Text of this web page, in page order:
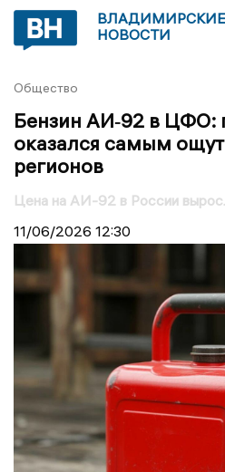
ВЛАДИМИРСКИЕ
НОВОСТИ
Общество
Бензин АИ‑92 в ЦФО:
оказался самым
регионов
Цена на АИ-92 в России
11/06/2026 12:30